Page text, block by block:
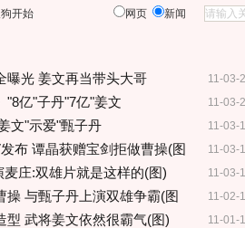
开始 网页 新闻
11-03-
曝光 姜文再当带头大哥
11-03-
"8亿"子丹"7亿"姜文
11-03-
文"示爱"甄子丹
11-03-
布 谭晶获赠宝剑拒做曹操(图
11-03-
庄:双雄片就是这样的(图)
11-02-
操 与甄子丹上演双雄争霸(图
11-01-
型 武将姜文依然很霸气(图)